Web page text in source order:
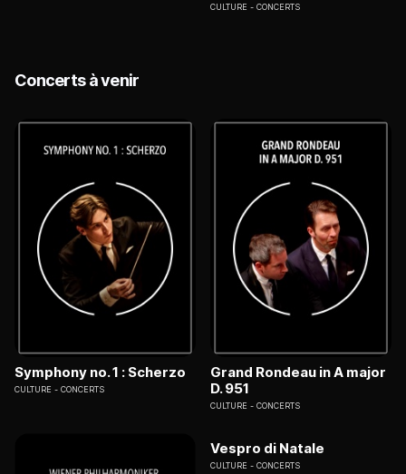
CULTURE CONCERTS
Concerts à venir
Symphony no. 1 : Scherzo
CULTURE CONCERTS
Grand Rondeau in A major
D. 951
CULTURE CONCERTS
Vespro di Natale
CULTURE CONCERTS